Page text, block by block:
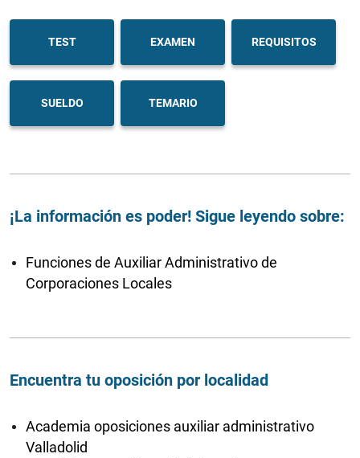
TEST EXAMEN REQUISITOS
SUELDO TEMARIO
¡La información es poder! Sigue leyendo sobre:
Funciones de Auxiliar Administrativo de
Corporaciones Locales
Encuentra tu oposición por localidad
Academia oposiciones auxiliar administrativo
Valladolid